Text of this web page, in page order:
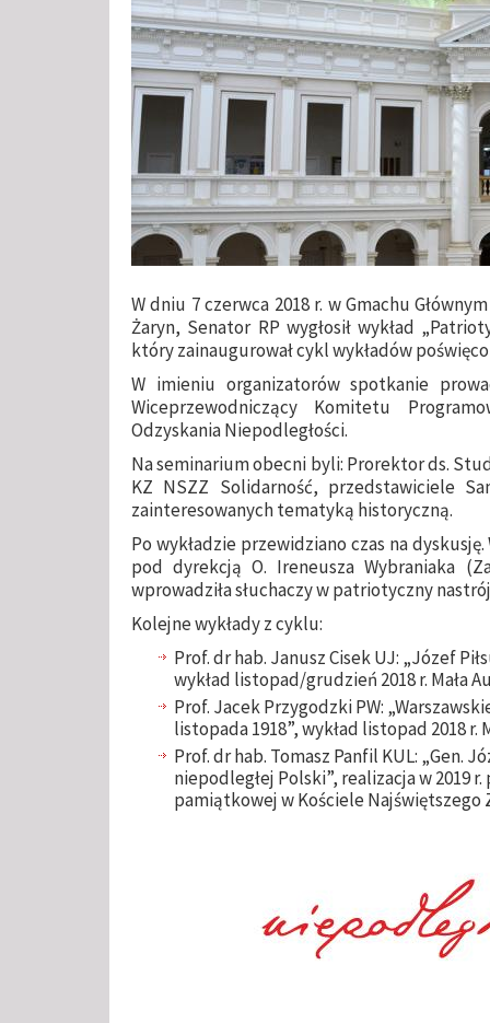
W dniu 7 czerwca 2018 r. w Gmachu
Żaryn, Senator RP wygłosił wykład
który zainaugurował cykl wykładów
W imieniu organizatorów spotkanie
Wiceprzewodniczący Komitetu
Odzyskania Niepodległości.
Na seminarium obecni byli: Prorektor ds.
KZ NSZZ Solidarność, przedstawiciele
zainteresowanych tematyką historyczną.
Po wykładzie przewidziano czas na
pod dyrekcją O. Ireneusza Wybraniaka
wprowadziła słuchaczy w patriotyczny
Kolejne wykłady z cyklu:
Prof. dr hab. Janusz Cisek UJ: „Józef
wykład listopad/grudzień 2018 r. Mała
Prof. Jacek Przygodzki PW:
listopada 1918”, wykład listopad 2018 r.
Prof. dr hab. Tomasz Panfil KUL: „Gen.
niepodległej Polski”, realizacja w 2019
pamiątkowej w Kościele Najświętszego